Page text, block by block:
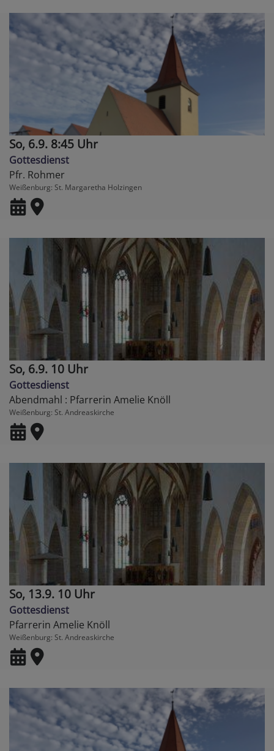
So, 6.9. 8:45 Uhr
Gottesdienst
Pfr. Rohmer
Weißenburg St. Margaretha Holzingen
So, 6.9. 10 Uhr
Gottesdienst
Abendmahl : Pfarrerin Amelie Knöll
Weißenburg St. Andreaskirche
So, 13.9. 10 Uhr
Gottesdienst
Pfarrerin Amelie Knöll
Weißenburg St. Andreaskirche